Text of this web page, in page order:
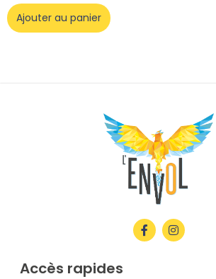
Ajouter au panier
Accès rapides